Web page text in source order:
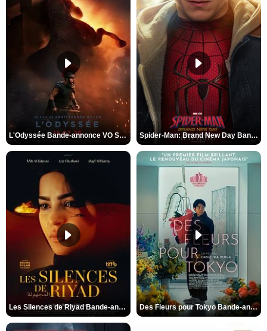
L'Odyssée Bande-annonce VO STFR Spider-Man: Brand New Day Bande-annonce VO STFR
Les Silences de Riyad Bande-annonce VO STFR Des Fleurs pour Tokyo Bande-annonce VO STFR